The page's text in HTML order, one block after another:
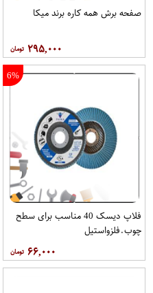
صفحه برش همه کاره برند میکا
۲۹۵,۰۰۰
6%
فلاپ دیسک 40 مناسب برای سطح
چوب.فلزواستیل
۶۶,۰۰۰